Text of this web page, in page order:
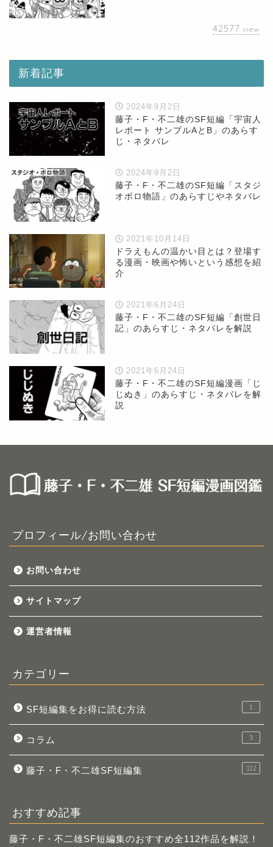
42577 view
新着記事
2024年9月2日
藤子・F・不二雄のSF短編「宇宙人
レポート サンプルAとB」のあらす
じ・ネタバレ
2024年9月2日
藤子・F・不二雄のSF短編「スタジ
オボロ物語」のあらすじやネタバレ
2021年10月14日
ドラえもんの温かい目とは？登場す
る漫画・映画や怖いという感想を紹
介
2021年6月24日
藤子・F・不二雄のSF短編「創世日
記」のあらすじ・ネタバレを解説
2021年6月24日
藤子・F・不二雄のSF短編漫画「じ
じぬき」のあらすじ・ネタバレを解
説
プロフィール/お問い合わせ
お問い合わせ
サイトマップ
運営者情報
カテゴリー
SF短編集をお得に読む方法 1
コラム 3
藤子・F・不二雄SF短編集 112
おすすめ記事
藤子・F・不二雄SF短編集のおすすめ全112作品を解説！